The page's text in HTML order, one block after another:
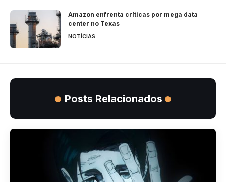
Amazon enfrenta críticas por mega data
center no Texas
NOTÍCIAS
Posts Relacionados